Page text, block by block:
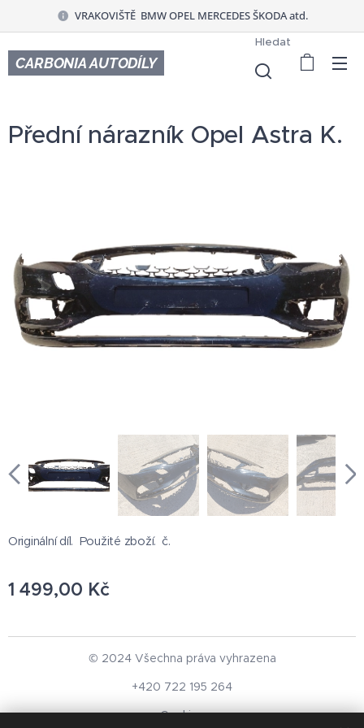
VRAKOVIŠTĚ BMW OPEL MERCEDES ŠKODA atd.
CARBONIA AUTODÍLY
Hledat
Přední nárazník Opel Astra K.
Originální díl. Použité zboží. č.
1 499,00 Kč
© 2024 Všechna práva vyhrazena
+420 722 195 264
Cookies